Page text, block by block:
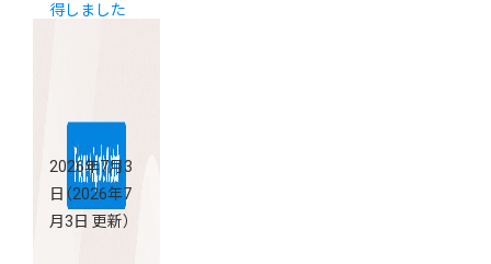
得しました
2026年7月3
日 （2026年7
月3日 更新）